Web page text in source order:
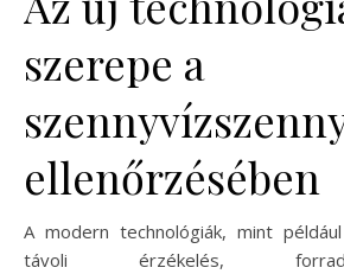
szerepe a
ellenőrzésében
A modern technológiák, mint
távoli érzékelés,